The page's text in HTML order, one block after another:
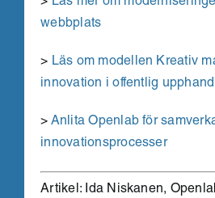
webbplats
> Läs om modellen Kreativ
innovation i offentlig
> Anlita Openlab för
innovationsprocesser
Artikel: Ida Niskanen,